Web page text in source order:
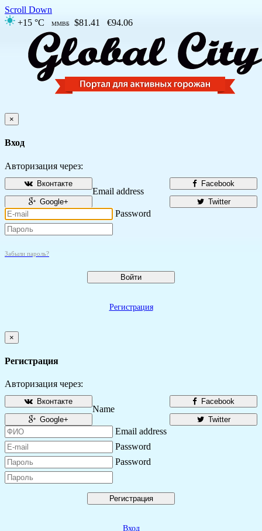
Scroll Down
+15 °C
ММВБ $81.41 €94.06
×
Вход
Авторизация через:
Facebook
Вконтакте
Twitter
Google+
Email address
Password
Забыли пароль?
Войти
Регистрация
×
Регистрация
Авторизация через:
Facebook
Вконтакте
Twitter
Google+
Name
Email address
Password
Password
Регистрация
Вход